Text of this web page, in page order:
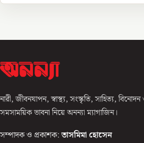
নারী, জীবনযাপন, স্বাস্থ্য, সংস্কৃতি, সাহিত্য,
সমসাময়িক ভাবনা নিয়ে অনন্যা ম্যাগাজিন।
সম্পাদক ও প্রকাশক: তাসমিমা হোসেন